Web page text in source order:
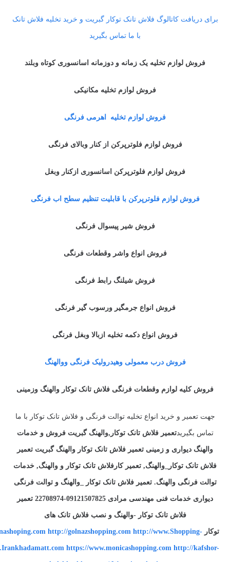
برای دریافت کاتالوگ فلاش تانک توکار گبریت و خرید تخلیه فلاش تانک
با ما تماس بگیرید
فروش لوازم تخلیه یک زمانه و دوزمانه اسانسوری کوتاه وبلند
فروش لوازم تخلیه مکانیکی
فروش لوازم تخلیه اهرمی فرنگی
فروش لوازم فلوترپرکن از کنار وبالای فرنگی
فروش لوازم فلوترپرکن اسانسوری ازکنار وبغل
فروش لوازم فلوترپرکن با قابلیت تنظیم سطح اب فرنگی
فروش شیر پیسوال فرنگی
فروش انواع واشر وقطعات فرنگی
فروش شیلنگ رابط فرنگی
فروش انواع جرمگیر ورسوب گیر فرنگی
فروش انواع دکمه تخلیه ازبالا وبغل فرنگی
فروش درب معمولی وهیدرولیک فرنگی ووالهنگ
فروش کلیه لوازم وقطعات فرنگی فلاش تانک توکار والهنگ وزمینی
جهت تعمیر و خرید انواع تخلیه توالت فرنگی و فلاش تانک توکار با ما
تماس بگیریدتعمیر فلاش تانک توکار,والهنگ گبریت فروش و خدمات
والهنگ دیواری و زمینی تعمیر فلاش تانک توکار والهنگ گبریت تعمیر
فلاش تانک توکار_والهنگ, تعمیر کارفلاش تانک توکار و والهنگ, خدمات
توالت فرنگی والهنگ. تعمیر فلاش تانک توکار _والهنگ و توالت فرنگی
دیواری خدمات فنی مهندسی مرادی 09121507825-22708974 تعمیر
فلاش تانک توکار -والهنگ و نصب فلاش تانک های
توکار http://golnazshopping.com http://www.Shopping-
https://www.monicashopping.com http://kafshor-